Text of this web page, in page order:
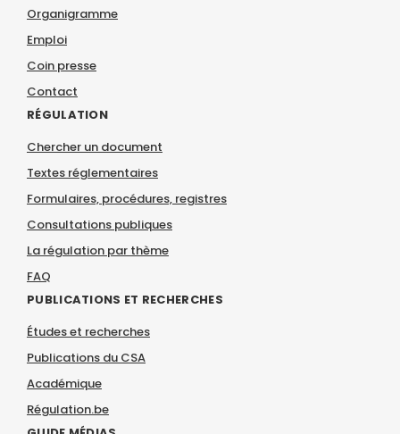
Organigramme
Emploi
Coin presse
Contact
RÉGULATION
Chercher un document
Textes réglementaires
Formulaires, procédures, registres
Consultations publiques
La régulation par thème
FAQ
PUBLICATIONS ET RECHERCHES
Études et recherches
Publications du CSA
Académique
Régulation.be